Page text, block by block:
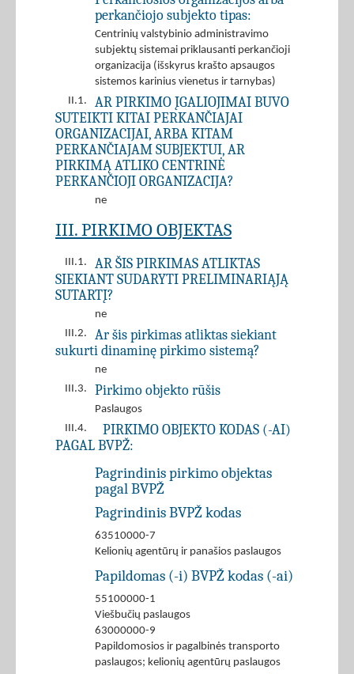
perkančiojo subjekto tipas:
Centrinių valstybinio administravimo
subjektų sistemai priklausanti perkančioji
organizacija (išskyrus krašto apsaugos
sistemos karinius vienetus ir tarnybas)
II.1.
AR PIRKIMO ĮGALIOJIMAI BUVO
SUTEIKTI KITAI PERKANČIAJAI
ORGANIZACIJAI, ARBA KITAM
PERKANČIAJAM SUBJEKTUI, AR
PIRKIMĄ ATLIKO CENTRINĖ
PERKANČIOJI ORGANIZACIJA?
ne
III. PIRKIMO OBJEKTAS
III.1.
AR ŠIS PIRKIMAS ATLIKTAS
SIEKIANT SUDARYTI PRELIMINARIĄJĄ
SUTARTĮ?
ne
III.2.
Ar šis pirkimas atliktas siekiant
sukurti dinaminę pirkimo sistemą?
ne
III.3.
Pirkimo objekto rūšis
Paslaugos
III.4.
PIRKIMO OBJEKTO KODAS (-AI)
PAGAL BVPŽ:
Pagrindinis pirkimo objektas
pagal BVPŽ
Pagrindinis BVPŽ kodas
63510000-7
Kelionių agentūrų ir panašios paslaugos
Papildomas (-i) BVPŽ kodas (-ai)
55100000-1
Viešbučių paslaugos
63000000-9
Papildomosios ir pagalbinės transporto
paslaugos; kelionių agentūrų paslaugos